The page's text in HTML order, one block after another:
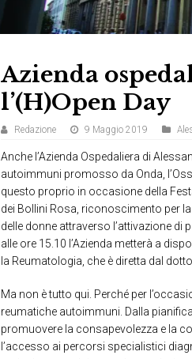
Azienda
l’(H)Open Day
Redazione 9 Maggio 2019
Anche l’Azienda Ospedaliera di
autoimmuni promosso da Onda,
questo proprio in occasione della
dei Bollini Rosa, riconoscimento per
delle donne attraverso l’attivazione di
alle ore 15.10 l’Azienda metterà a
la Reumatologia, che è diretta dal
Ma non è tutto qui. Perché per
reumatiche autoimmuni. Dalla
promuovere la consapevolezza e la
l’accesso ai percorsi specialistici